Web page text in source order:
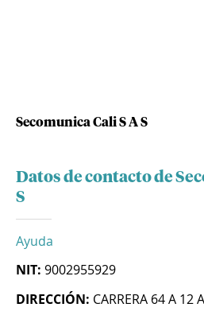
Secomunica Cali S A S
Datos de contacto de
S
Ayuda
NIT: 9002955929
DIRECCIÓN: CARRERA 64 A 12